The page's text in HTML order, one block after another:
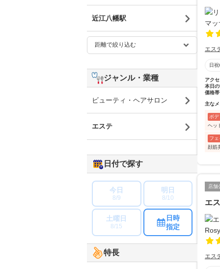
エス
日
アク
本日
価格帯
主な
ボ
ヘッ
フ
顔筋
店舗
エ
エス
近江八幡駅
ジャンル・業種
ビューティ・ヘアサロン
エステ
日付で探す
今日
8/9
明日
8/10
土曜日
8/15
日時
指定
特長